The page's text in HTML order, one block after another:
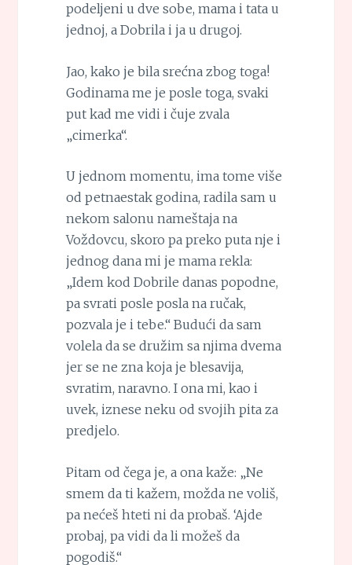
podeljeni u dve sobe, mama i tata u
jednoj, a Dobrila i ja u drugoj.
Jao, kako je bila srećna zbog toga!
Godinama me je posle toga, svaki
put kad me vidi i čuje zvala
„cimerka“.
U jednom momentu, ima tome više
od petnaestak godina, radila sam u
nekom salonu nameštaja na
Voždovcu, skoro pa preko puta nje i
jednog dana mi je mama rekla:
„Idem kod Dobrile danas popodne,
pa svrati posle posla na ručak,
pozvala je i tebe.“ Budući da sam
volela da se družim sa njima dvema
jer se ne zna koja je blesavija,
svratim, naravno. I ona mi, kao i
uvek, iznese neku od svojih pita za
predjelo.
Pitam od čega je, a ona kaže: „Ne
smem da ti kažem, možda ne voliš,
pa nećeš hteti ni da probaš. ‘Ajde
probaj, pa vidi da li možeš da
pogodiš.“